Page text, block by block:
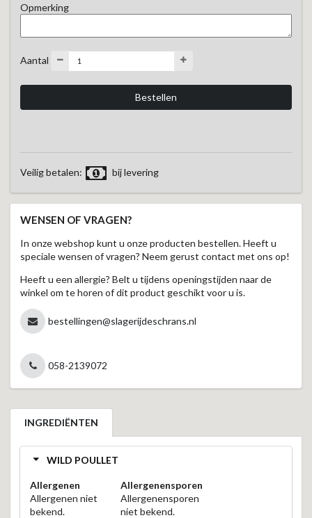
Opmerking
Aantal
Veilig betalen: bij levering
WENSEN OF VRAGEN?
In onze webshop kunt u onze producten bestellen. Heeft u
speciale wensen of vragen? Neem gerust contact met ons op!
Heeft u een allergie? Belt u tijdens openingstijden naar de
winkel om te horen of dit product geschikt voor u is.
bestellingen@slagerijdeschrans.nl
058-2139072
INGREDIËNTEN
WILD POULLET
Allergenen
Allergenen niet
bekend.
Allergenensporen
Allergenensporen
niet bekend.